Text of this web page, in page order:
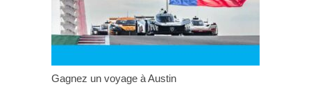
Gagnez un voyage à Austin